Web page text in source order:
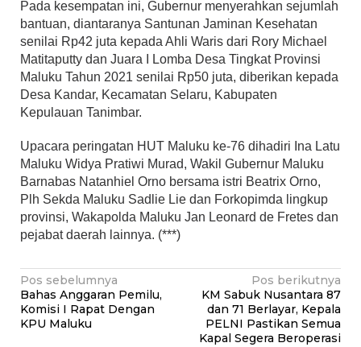
Pada kesempatan ini, Gubernur menyerahkan sejumlah
bantuan, diantaranya Santunan Jaminan Kesehatan
senilai Rp42 juta kepada Ahli Waris dari Rory Michael
Matitaputty dan Juara I Lomba Desa Tingkat Provinsi
Maluku Tahun 2021 senilai Rp50 juta, diberikan kepada
Desa Kandar, Kecamatan Selaru, Kabupaten
Kepulauan Tanimbar.
Upacara peringatan HUT Maluku ke-76 dihadiri Ina Latu
Maluku Widya Pratiwi Murad, Wakil Gubernur Maluku
Barnabas Natanhiel Orno bersama istri Beatrix Orno,
Plh Sekda Maluku Sadlie Lie dan Forkopimda lingkup
provinsi, Wakapolda Maluku Jan Leonard de Fretes dan
pejabat daerah lainnya. (***)
Navigasi
pos
Pos sebelumnya
Bahas Anggaran Pemilu,
Komisi I Rapat Dengan
KPU Maluku
Pos berikutnya
KM Sabuk Nusantara 87
dan 71 Berlayar, Kepala
PELNI Pastikan Semua
Kapal Segera Beroperasi